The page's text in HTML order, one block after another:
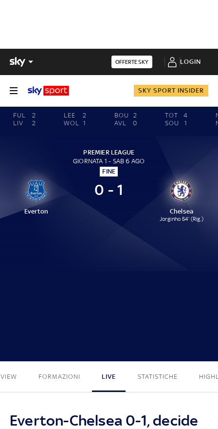
OFFERTE SKY LOGIN
SKY SPORT INSIDER
FUL
2
LIV
2
LEE
2
WOL
1
BOU
2
AVL
0
TOT
4
SOU
1
PREMIER LEAGUE
GIORNATA 1 - SAB 6 AGO
FINE
Everton
0 - 1
Chelsea
Jorginho 54' (Rig.)
FORMAZIONI LIVE STATISTICHE
Everton-Chelsea 0-1, decide